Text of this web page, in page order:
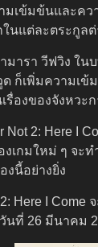
เข้มข้นและคว
นแต่ละตระกูล
มารา วีฟวิง ใ
ด ก็เพิ่มความเ
รื่องของจังหว
Not 2: Here I
เกมใหม่ ๆ จะ
งนี้อย่างยิ่ง
Here I
นที่ 26 มีนาคม